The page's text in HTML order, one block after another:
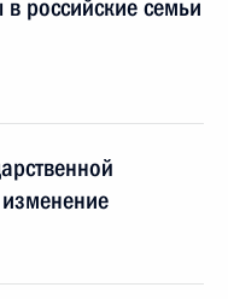
российские семьи